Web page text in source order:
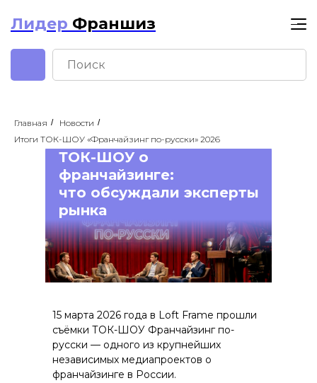
Лидер Франшиз
Главная / Новости /
Итоги ТОК-ШОУ «Франчайзинг по-русски» 2026
ТОК-ШОУ о
франчайзинге:
что обсуждали эксперты
рынка
15 марта 2026 года в Loft Frame прошли
съёмки ТОК-ШОУ Франчайзинг по-
русски — одного из крупнейших
независимых медиапроектов о
франчайзинге в России.